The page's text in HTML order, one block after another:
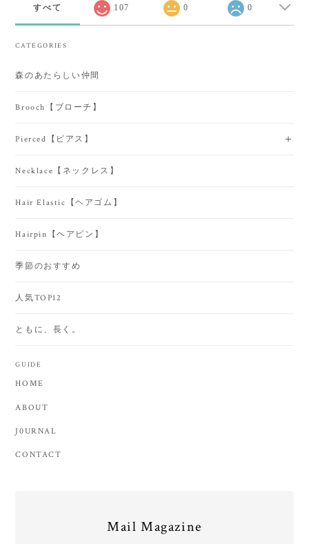
すべて 107 0 0
CATEGORIES
森のあたらしい仲間
Brooch【ブローチ】
Pierced【ピアス】
Necklace【ネックレス】
Hair Elastic【ヘアゴム】
Hairpin【ヘアピン】
季節のおすすめ
人気TOP12
ともに、長く。
GUIDE
HOME
ABOUT
J0URNAL
CONTACT
Mail Magazine